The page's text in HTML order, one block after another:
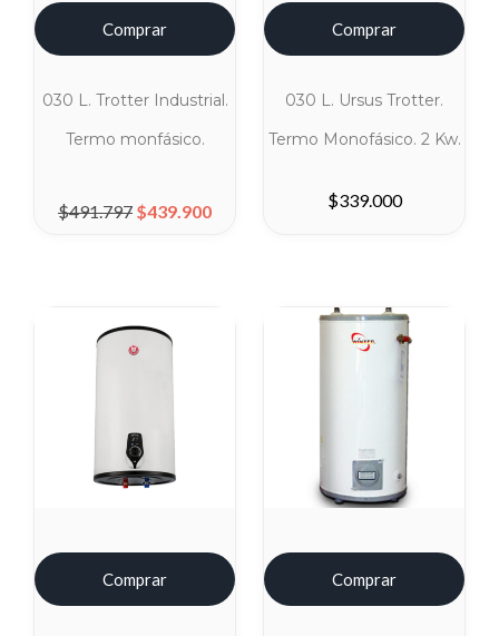
Comprar
030 L. Trotter Industrial.
Termo monfásico.
$491.797
El precio original era: $491.797.
$439.900
Comprar
030 L. Ursus Trotter.
Termo Monofásico. 2 Kw.
$339.000
Comprar Comprar